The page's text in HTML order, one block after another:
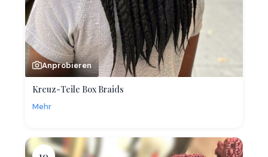
Anprobieren
Kreuz-Teile Box Braids
Mehr